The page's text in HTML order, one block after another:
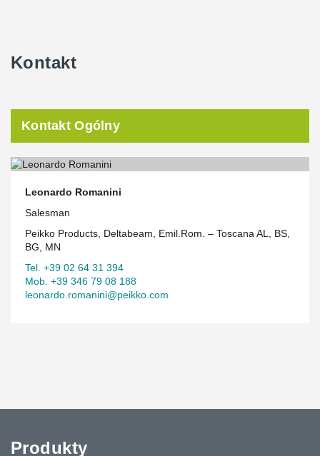
Kontakt
Kontakt Ogólny
Leonardo Romanini
Salesman
Peikko Products, Deltabeam, Emil.Rom. – Toscana AL, BS,
BG, MN
Tel. +39 02 64 31 394
Mob. +39 346 79 08 188
leonardo.romanini@peikko.com
Produkty